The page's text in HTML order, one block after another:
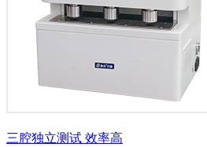
三腔独立测试 效率高